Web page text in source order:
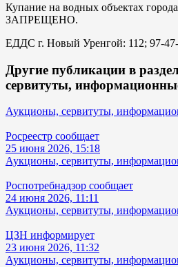
Купание на водных объектах
ЗАПРЕЩЕНО.
ЕДДС г. Новый Уренгой: 112; 97-
Другие публикации в
сервитуты,
Аукционы, сервитуты,
Росреестр сообщает
25 июня 2026, 15:18
Аукционы, сервитуты,
Роспотребнадзор сообщает
24 июня 2026, 11:11
Аукционы, сервитуты,
ЦЗН информирует
23 июня 2026, 11:32
Аукционы, сервитуты,